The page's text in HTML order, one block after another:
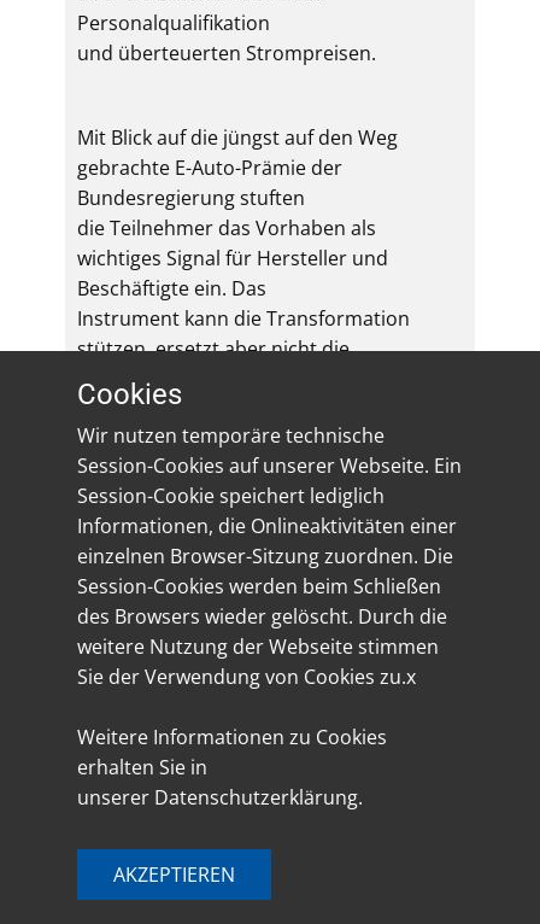
Personalqualifikation
und überteuerten Strompreisen.
Mit Blick auf die jüngst auf den Weg
gebrachte E-Auto-Prämie der
Bundesregierung stuften
die Teilnehmer das Vorhaben als
wichtiges Signal für Hersteller und
Beschäftigte ein. Das
Instrument kann die Transformation
stützen, ersetzt aber nicht die
grundlegenden
industriepolitischen Weichenstellungen.
Dennoch eine gute Nachricht für das VW
Werk in
Emden.
Jens Gieseke betonte die europäische
Dimension:
„Die Transformation der Automobilindustrie
entscheidet sich nicht allein national. Wir
die technologische Souveränität ermöglicht,
Wettbewerbsfähigkeit sichert und gleichzeitig
Standorte wie Emden stärkt. Nur dann werden
in Europa gehalten.“
CDA-Bundesvorsitzender Dennis Radtke
Cookies
Wir nutzen temporäre technische
Session-Cookies auf unserer Webseite. Ein
Session-Cookie speichert lediglich
Informationen, die Onlineaktivitäten einer
einzelnen Browser-Sitzung zuordnen. Die
Session-Cookies werden beim Schließen
des Browsers wieder gelöscht. Durch die
weitere Nutzung der Webseite stimmen
Sie der Verwendung von Cookies zu.x
Weitere Informationen zu Cookies
erhalten Sie in
unserer Datenschutzerklärung.
AKZEPTIEREN